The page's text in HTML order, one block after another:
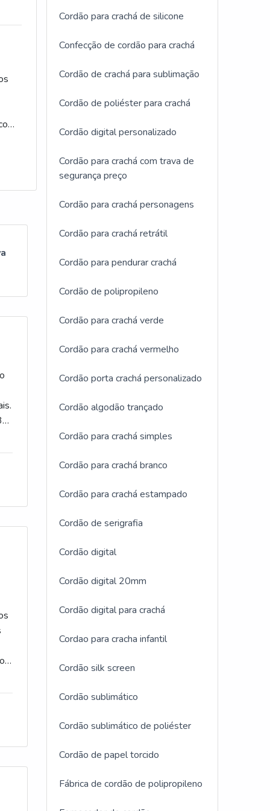
Cordão para crachá de silicone
Confecção de cordão para crachá
Cordão de crachá para sublimação
Cordão de poliéster para crachá
Cordão digital personalizado
Cordão para crachá com trava de
segurança preço
Cordão para crachá personagens
Cordão para crachá retrátil
Cordão para pendurar crachá
Cordão de polipropileno
Cordão para crachá verde
Cordão para crachá vermelho
Cordão porta crachá personalizado
Cordão algodão trançado
Cordão para crachá simples
Cordão para crachá branco
Cordão para crachá estampado
Cordão de serigrafia
Cordão digital
Cordão digital 20mm
Cordão digital para crachá
Cordao para cracha infantil
Cordão silk screen
Cordão sublimático
Cordão sublimático de poliéster
Cordão de papel torcido
Fábrica de cordão de polipropileno